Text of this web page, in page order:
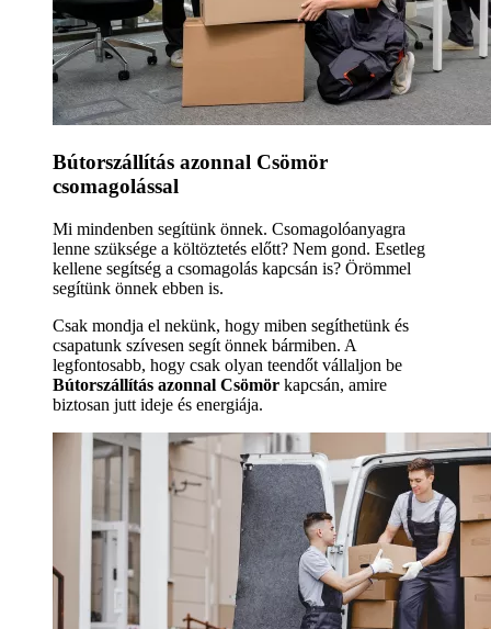
Bútorszállítás azonnal Csömör
csomagolással
Mi mindenben segítünk önnek. Csomagolóanyagra
lenne szüksége a költöztetés előtt? Nem gond. Esetleg
kellene segítség a csomagolás kapcsán is? Örömmel
segítünk önnek ebben is.
Csak mondja el nekünk, hogy miben segíthetünk és
csapatunk szívesen segít önnek bármiben. A
legfontosabb, hogy csak olyan teendőt vállaljon be
Bútorszállítás azonnal Csömör kapcsán, amire
biztosan jutt ideje és energiája.